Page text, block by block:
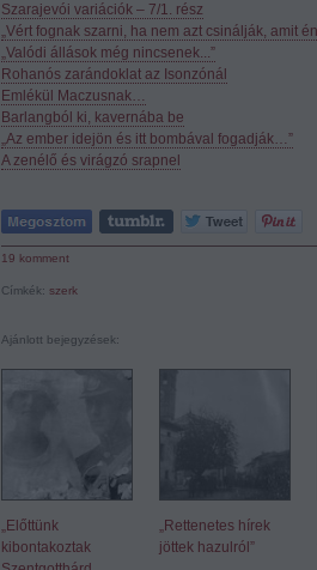
Szarajevói variációk – 7/1. rész
„Vért fognak szarni, ha nem azt csinálják, amit
„Valódi állások még nincsenek...”
Rohanós zarándoklat az Isonzónál
Emlékül Maczusnak…
Barlangból ki, kavernába be
„Az ember idejön és itt bombával fogadják…”
A zenélő és virágzó srapnel
19 komment
Címkék: szerk
Ajánlott bejegyzések:
„Előttünk
kibontakoztak
„Rettenetes hírek
jöttek hazulról”